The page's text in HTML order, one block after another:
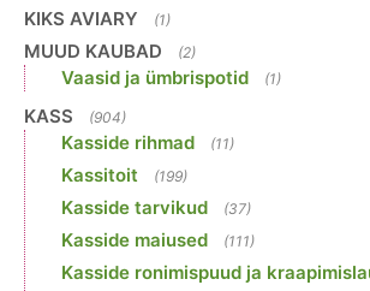
KIKS AVIARY (1)
MUUD KAUBAD (2)
Vaasid ja ümbrispotid (1)
KASS (904)
Kasside rihmad (11)
Kassitoit (199)
Kasside tarvikud (37)
Kasside maiused (111)
Kasside ronimispuud ja